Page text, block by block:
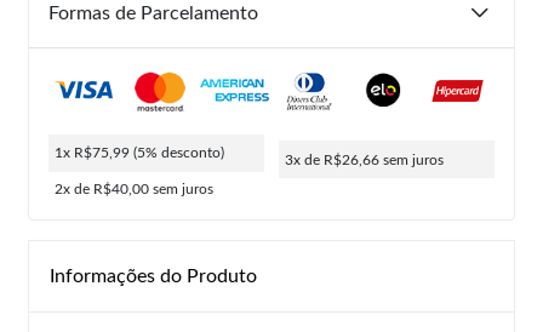
Formas de Parcelamento
1x R$75,99 (5% desconto)
2x de R$40,00 sem juros
3x de R$26,66 sem juros
Informações do Produto